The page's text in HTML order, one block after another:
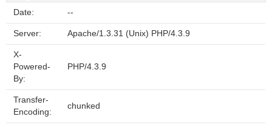
Date: --
Server: Apache/1.3.31 (Unix) PHP/4.3.9
X-
Powered-
By:
PHP/4.3.9
Transfer-
Encoding:
chunked